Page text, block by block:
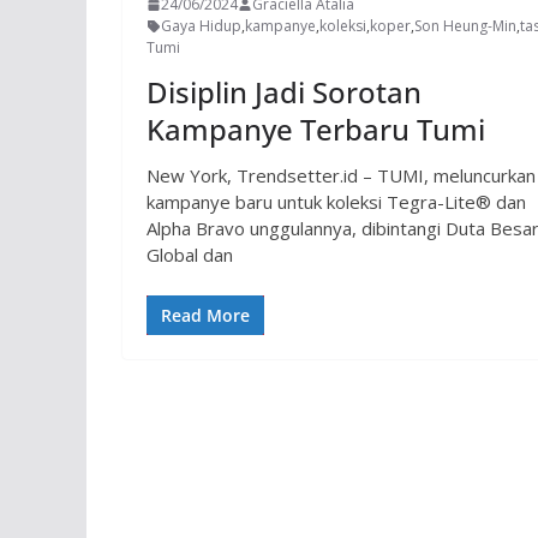
24/06/2024
Graciella Atalia
Gaya Hidup,kampanye,koleksi,koper,Son Heung-Min,
Tumi
Disiplin Jadi Sorotan
Kampanye Terbaru Tumi
New York, Trendsetter.id – TUMI, meluncurkan
kampanye baru untuk koleksi Tegra-Lite® dan
Alpha Bravo unggulannya, dibintangi Duta Besar
Global dan
Read More